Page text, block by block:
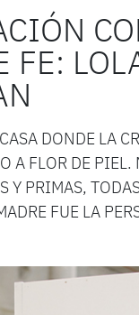
FE:
DONDE LA
A FLOR DE
Y PRIMAS,
FUE LA